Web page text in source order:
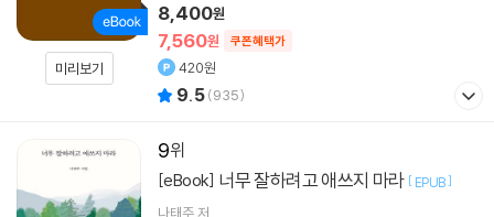
미리보기
7,560원 쿠폰혜택가
8,400원
420원
9.5(935)
9
[eBook] 너무 잘하려고 애쓰지 마라 [ EPUB]
나태주저